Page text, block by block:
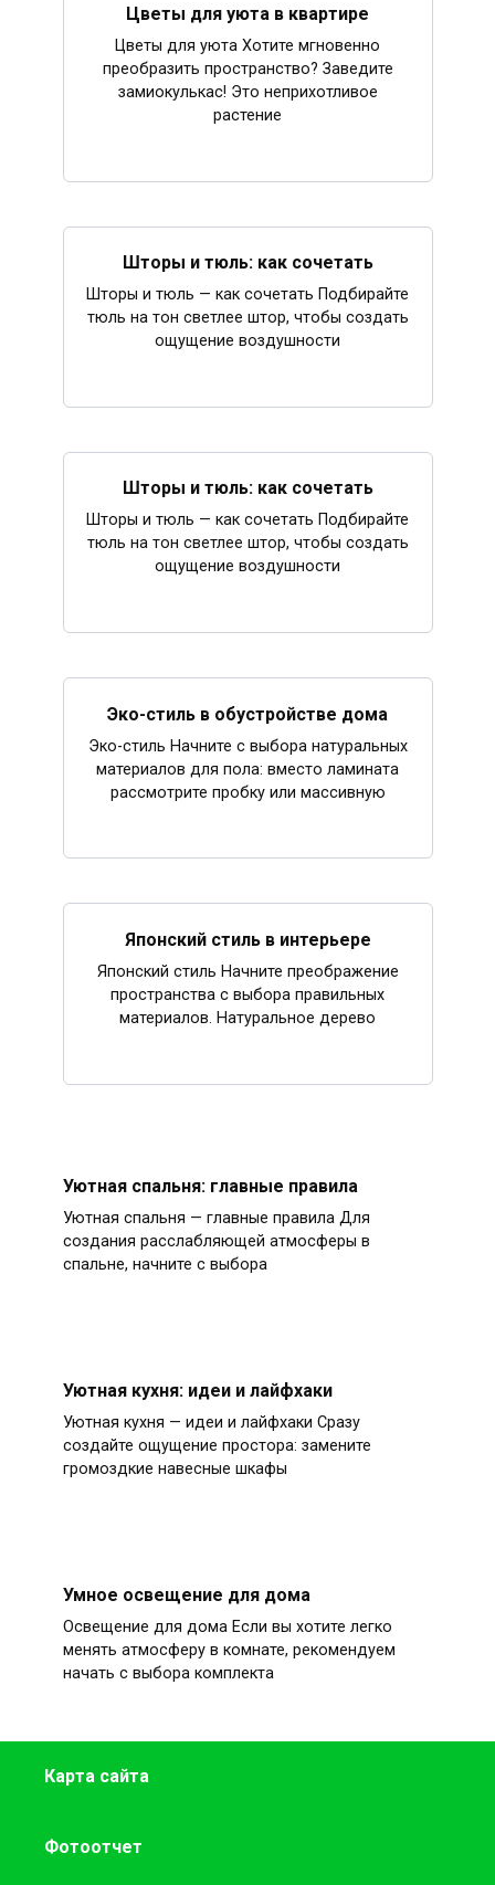
Цветы для уюта в квартире
Цветы для уюта Хотите мгновенно
преобразить пространство? Заведите
замиокулькас! Это неприхотливое
растение
Шторы и тюль: как сочетать
Шторы и тюль — как сочетать Подбирайте
тюль на тон светлее штор, чтобы создать
ощущение воздушности
Шторы и тюль: как сочетать
Шторы и тюль — как сочетать Подбирайте
тюль на тон светлее штор, чтобы создать
ощущение воздушности
Эко-стиль в обустройстве дома
Эко-стиль Начните с выбора натуральных
материалов для пола: вместо ламината
рассмотрите пробку или массивную
Японский стиль в интерьере
Японский стиль Начните преображение
пространства с выбора правильных
материалов. Натуральное дерево
Уютная спальня: главные правила
Уютная спальня — главные правила Для
создания расслабляющей атмосферы в
спальне, начните с выбора
Уютная кухня: идеи и лайфхаки
Уютная кухня — идеи и лайфхаки Сразу
создайте ощущение простора: замените
громоздкие навесные шкафы
Умное освещение для дома
Освещение для дома Если вы хотите легко
менять атмосферу в комнате, рекомендуем
начать с выбора комплекта
Карта сайта
Фотоотчет